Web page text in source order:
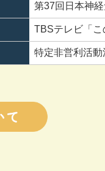
第37回日本神
TBSテレビ「
特定非営利活